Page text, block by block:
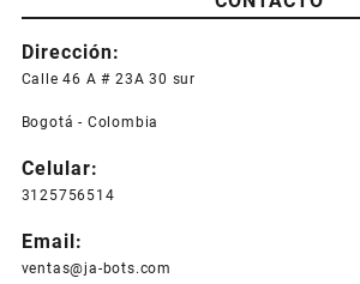
Dirección:
Calle 46 A # 23A 30 sur
Bogotá - Colombia
Celular:
3125756514
Email:
ventas@ja-bots.com